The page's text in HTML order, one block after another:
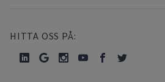
HITTA OSS PÅ: